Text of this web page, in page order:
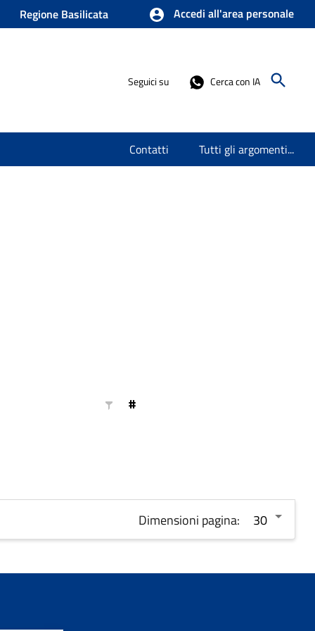
Regione Basilicata Accedi all'area personale
Seguici su Cerca con IA
Contatti Tutti gli argomenti...
#
Dimensioni pagina: